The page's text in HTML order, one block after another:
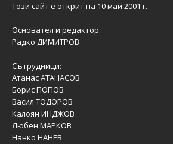
Този сайт е открит на 10 май 2001 г.
Основател и редактор:
Радко ДИМИТРОВ
Сътрудници:
Атанас АТАНАСОВ
Борис ПОПОВ
Васил ТОДОРОВ
Калоян ИНДЖОВ
Любен МАРКОВ
Нанко НАНЕВ